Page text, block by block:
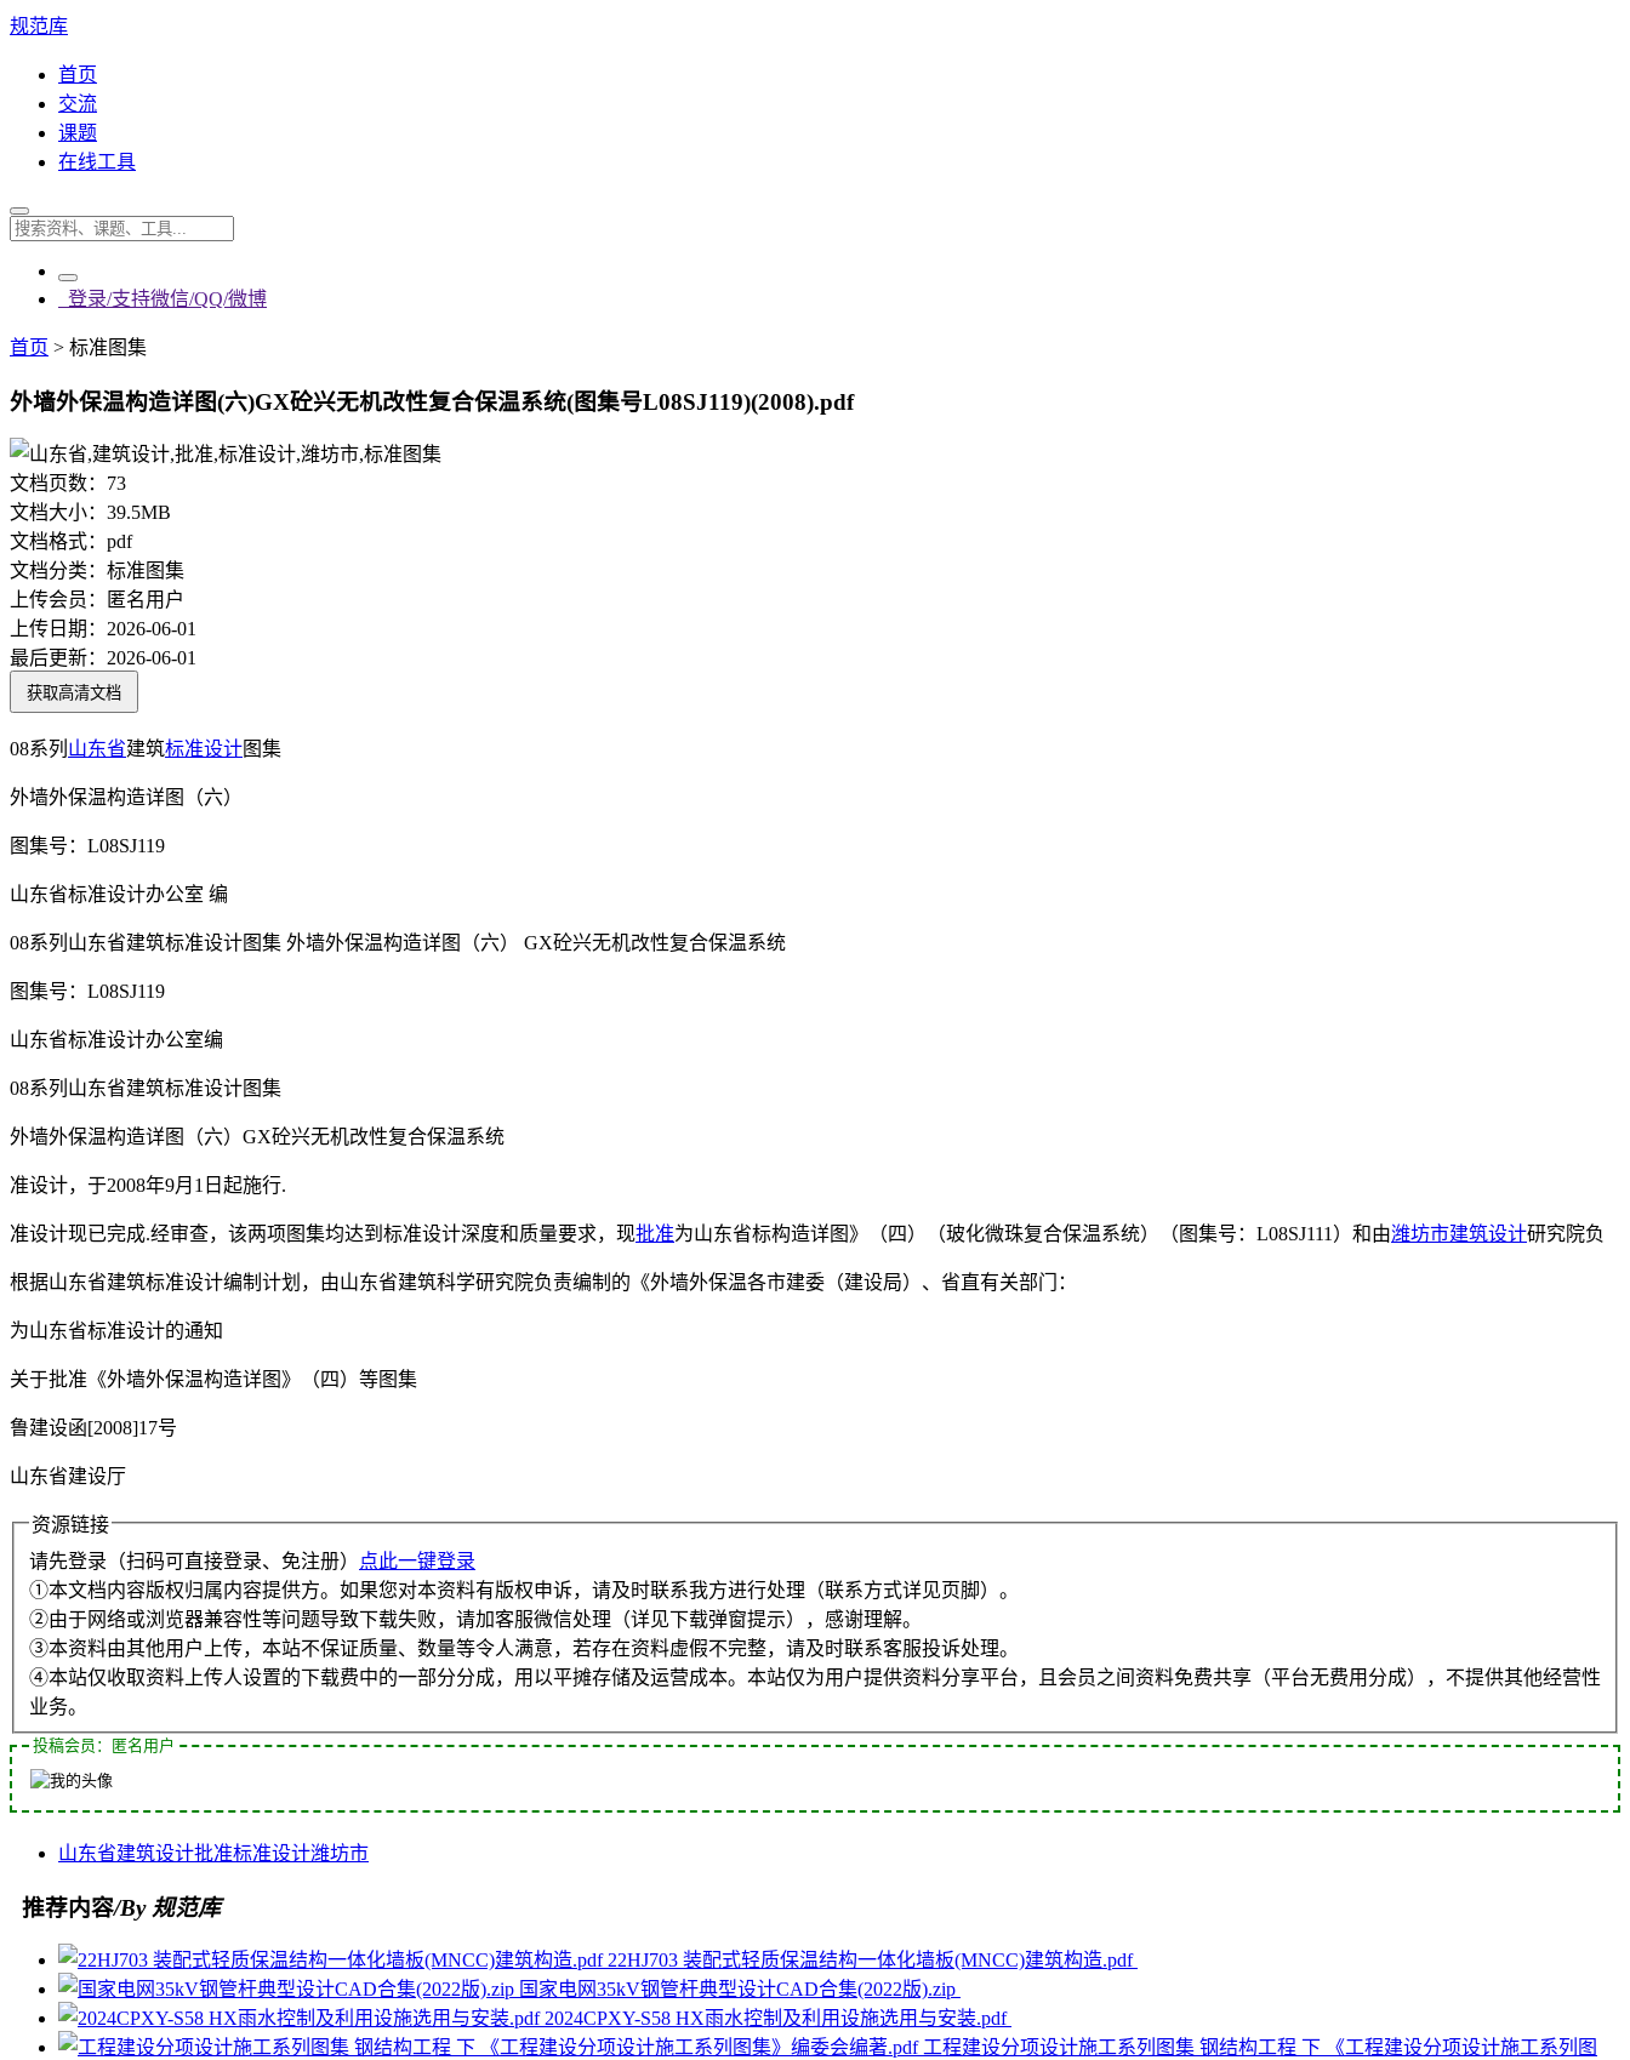
规范库
首页
交流
课题
在线工具
登录/支持微信/QQ/微博
首页 > 标准图集
外墙外保温构造详图(六)GX砼兴无机改性复合保温系统(图集号L08SJ119)(2008).pdf
文档页数： 73
文档大小： 39.5MB
文档格式： pdf
文档分类： 标准图集
上传会员：
匿名用户
上传日期： 2026-06-01
最后更新： 2026-06-01
获取高清文档
08系列 山东省建筑标准设计图集
外墙外保温构造详图（六）
图集号：L08SJ119
山东省标准设计办公室 编
08系列山东省建筑标准设计图集 外墙外保温构造详图（六） GX砼兴无机改性复合保温系统
图集号：L08SJ119
山东省标准设计办公室编
08系列山东省建筑标准设计图集
外墙外保温构造详图（六）GX砼兴无机改性复合保温系统
准设计，于2008年9月1日起施行.
准设计现已完成.经审查，该两项图集均达到标准设计深度和质量要求，现批准为山东省标构造详图》（四）（玻化微珠复合保温系统）（图集号：L08SJ111）和由潍坊市建筑设计研究院负
根据山东省建筑标准设计编制计划，由山东省建筑科学研究院负责编制的《外墙外保温各市建委（建设局）、省直有关部门：
为山东省标准设计的通知
关于批准《外墙外保温构造详图》（四）等图集
鲁建设函[2008]17号
山东省建设厅
资源链接
请先登录（扫码可直接登录、免注册）
点此一键登录
①本文档内容版权归属内容提供方。如果您对本资料有版权申诉，请及时联系我方进行处理（联系方式详见页脚）。
②由于网络或浏览器兼容性等问题导致下载失败，请加客服微信处理（详见下载弹窗提示），感谢理解。
③本资料由其他用户上传，本站不保证质量、数量等令人满意，若存在资料虚假不完整，请及时联系客服投诉处理。
④本站仅收取资料上传人设置的下载费中的一部分分成，用以平摊存储及运营成本。本站仅为用户提供资料分享平台，且会员之间资料免费共享（平台无费用分成），不提供其他经营性
业务。
投稿会员：匿名用户
山东省建筑设计批准标准设计潍坊市
推荐内容/By 规范库
22HJ703 装配式轻质保温结构一体化墙板(MNCC)建筑构造.pdf
国家电网35kV钢管杆典型设计CAD合集(2022版).zip
2024CPXY-S58 HX雨水控制及利用设施选用与安装.pdf
工程建设分项设计施工系列图集 钢结构工程 下 《工程建设分项设计施工系列图